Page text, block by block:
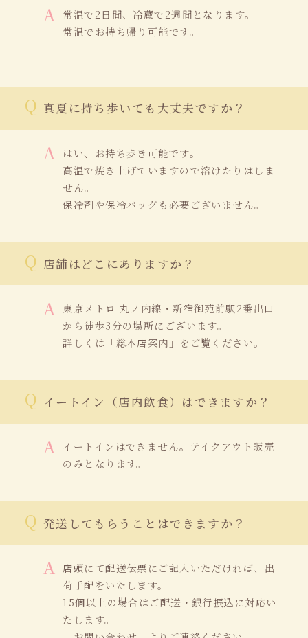
常温で2日間、冷蔵で2週間となります。
常温でお持ち帰り可能です。
真夏に持ち歩いても大丈夫ですか？
はい、お持ち歩き可能です。
高温で焼き上げていますので溶けたりはしま
せん。
保冷剤や保冷バッグも必要ございません。
店舗はどこにありますか？
東京メトロ 丸ノ内線・新宿御苑前駅2番出口
から徒歩3分の場所にございます。
詳しくは「総本店案内 」をご覧ください。
イートイン（店内飲食）はできますか？
イートインはできません。テイクアウト販売
のみとなります。
発送してもらうことはできますか？
店頭にて配送伝票にご記入いただければ、出
荷手配をいたします。
15個以上の場合はご配送・銀行振込に対応い
たします。